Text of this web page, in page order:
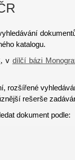
katalogu.
, v dílčí bázi
rozšířené
rešerše
dokument podle: